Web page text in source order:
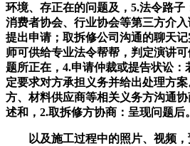
环境、存正在的问题及，5.法令路
消费者协会、行业协会等第三方介
提出申请；取拆修公司沟通的聊天
师可供给专业法令帮帮，判定演讲
题所正在，4.申请仲裁或提告状讼
定要求对方承担义务并给出处理方
方、材料供应商等相关义务方沟通
述和，2.取拆修方协商：呈现问题后。
以及施工过程中的照片、视频，